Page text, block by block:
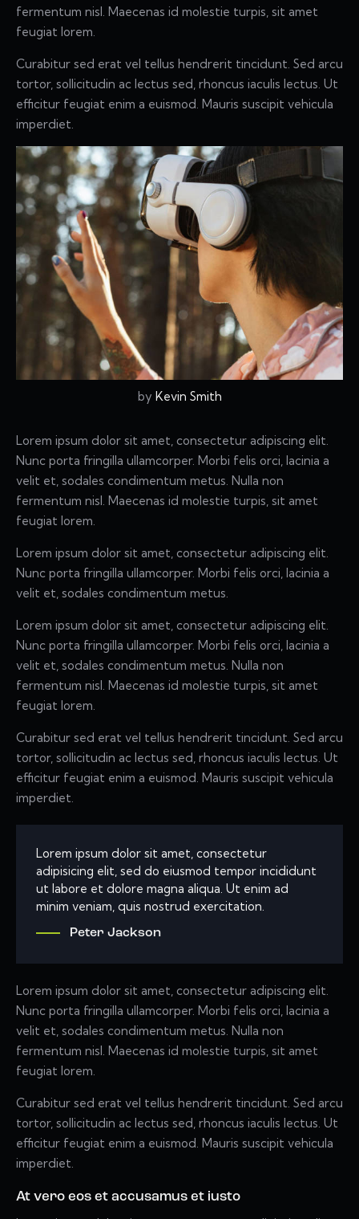
fermentum nisl. Maecenas id molestie turpis, sit amet
feugiat lorem.
Curabitur sed erat vel tellus hendrerit tincidunt. Sed arcu
tortor, sollicitudin ac lectus sed, rhoncus iaculis lectus. Ut
efficitur feugiat enim a euismod. Mauris suscipit vehicula
imperdiet.
by Kevin Smith
Lorem ipsum dolor sit amet, consectetur adipiscing elit.
Nunc porta fringilla ullamcorper. Morbi felis orci, lacinia a
velit et, sodales condimentum metus. Nulla non
fermentum nisl. Maecenas id molestie turpis, sit amet
feugiat lorem.
Lorem ipsum dolor sit amet, consectetur adipiscing elit.
Nunc porta fringilla ullamcorper. Morbi felis orci, lacinia a
velit et, sodales condimentum metus.
Lorem ipsum dolor sit amet, consectetur adipiscing elit.
Nunc porta fringilla ullamcorper. Morbi felis orci, lacinia a
velit et, sodales condimentum metus. Nulla non
fermentum nisl. Maecenas id molestie turpis, sit amet
feugiat lorem.
Curabitur sed erat vel tellus hendrerit tincidunt. Sed arcu
tortor, sollicitudin ac lectus sed, rhoncus iaculis lectus. Ut
efficitur feugiat enim a euismod. Mauris suscipit vehicula
imperdiet.
Lorem ipsum dolor sit amet, consectetur
adipisicing elit, sed do eiusmod tempor incididunt
ut labore et dolore magna aliqua. Ut enim ad
minim veniam, quis nostrud exercitation.
Peter Jackson
Lorem ipsum dolor sit amet, consectetur adipiscing elit.
Nunc porta fringilla ullamcorper. Morbi felis orci, lacinia a
velit et, sodales condimentum metus. Nulla non
fermentum nisl. Maecenas id molestie turpis, sit amet
feugiat lorem.
Curabitur sed erat vel tellus hendrerit tincidunt. Sed arcu
tortor, sollicitudin ac lectus sed, rhoncus iaculis lectus. Ut
efficitur feugiat enim a euismod. Mauris suscipit vehicula
imperdiet.
At vero eos et accusamus et iusto